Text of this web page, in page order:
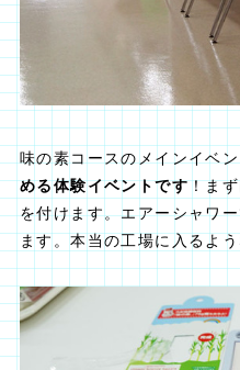
味の素コースのメインイベ
める体験イベントです！ま
を付けます。エアーシャワ
ます。本当の工場に入るよ